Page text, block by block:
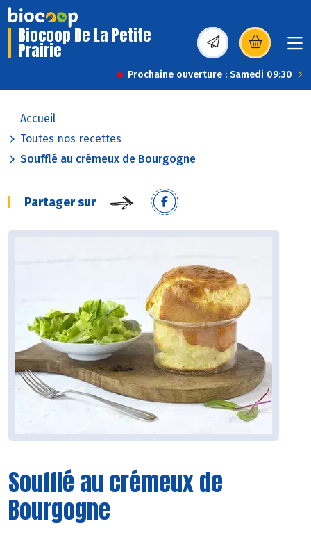
Biocoop De La Petite
Prairie (s’ouvre dans une
Prochaine ouverture : Samedi 09:30
Accueil
Toutes nos recettes
Soufflé au crémeux de Bourgogne
Partager sur
Soufflé au crémeux de
Bourgogne